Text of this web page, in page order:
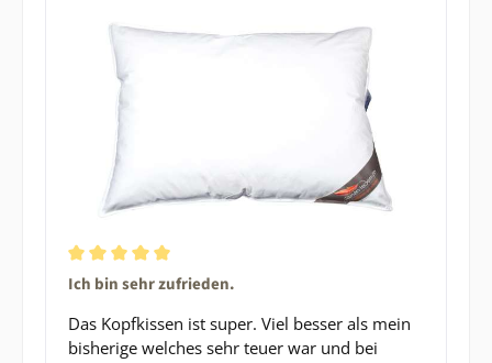
Durchschnittliche Bewertung von 5 von 5 Sternen
Ich bin sehr zufrieden.
Das Kopfkissen ist super. Viel besser als mein
bisherige welches sehr teuer war und bei